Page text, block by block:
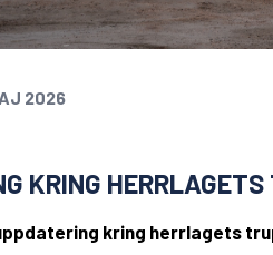
2026
KRING
kring herrlagets